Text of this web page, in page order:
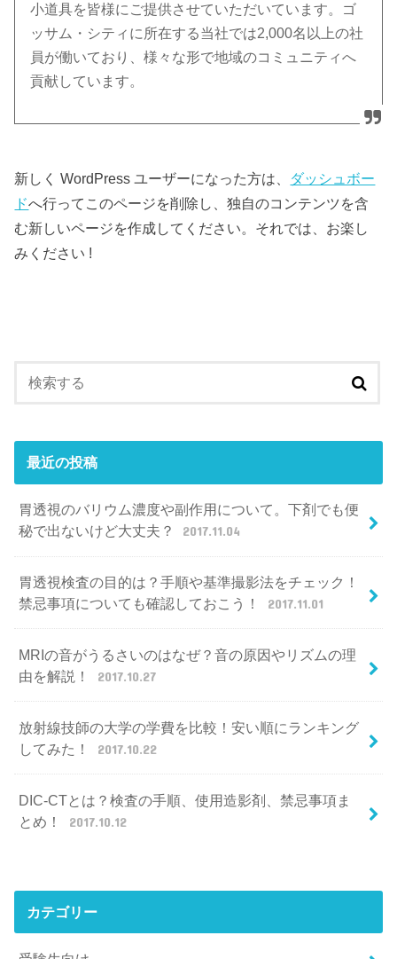
小道具を皆様にご提供させていただいています。ゴ
ッサム・シティに所在する当社では2,000名以上の社
員が働いており、様々な形で地域のコミュニティへ
貢献しています。
新しく WordPress ユーザーになった方は、 ダッシュボー
ドへ行ってこのページを削除し、独自のコンテンツを含
む新しいページを作成してください。それでは、お楽し
みください !
最近の投稿
胃透視のバリウム濃度や副作用について。下剤でも便
秘で出ないけど大丈夫？
2017.11.04
胃透視検査の目的は？手順や基準撮影法をチェック！
禁忌事項についても確認しておこう！
2017.11.01
MRIの音がうるさいのはなぜ？音の原因やリズムの理
由を解説！
2017.10.27
放射線技師の大学の学費を比較！安い順にランキング
してみた！
2017.10.22
DIC-CTとは？検査の手順、使用造影剤、禁忌事項ま
とめ！
2017.10.12
カテゴリー